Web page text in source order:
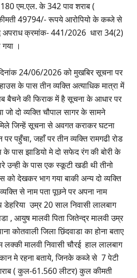
180 एम.एल. के 342 पाव शराब (
49794/- रूपये आरोपियो के कब्जे से
अपराध क्रमांक- 441/2026 धारा 34(2)
।
दिनांक 24/06/2026 को मुखबिर सूचना पर
के पास तीन व्यक्ति अत्याधिक मात्रा में
बैचने की फिराक में है सूचना के आधार पर
जो दो व्यक्ति चौपाल सागर के सामने
जिन्हें सूचना से अवगत कराकर घटना
पहुँचा, जहाँ पर तीन व्यक्ति रामगढी रोड
पास झाडियो मे दो सफेद रंग की बोरी के
उन्ही के पास एक स्कूटी खडी थी तीनो
को देखकर भाग गया बाकी अन्य दो व्यक्ति
से नाम पता पूछने पर अपना नाम
डेहरिया उम्र 20 साल निवासी लालबाग
, आयुष मालवी पिता जितेन्द्र मालवी उम्र
कोतवाली जिला छिंदवाडा का होना बताए
लक्की मालवी निवासी चौरई हाल लालबाग
मे रहना बताये, जिनके कब्जे से 7 पेटी
( कुल-61.560 लीटर) कुल कीमती